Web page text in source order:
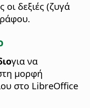
δεξιές (ζυγά
για να
μορφή
στο LibreOffice